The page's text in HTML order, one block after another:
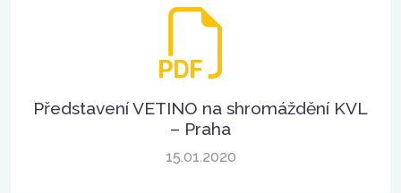
Představení VETINO na shromáždění KVL
– Praha
15.01.2020